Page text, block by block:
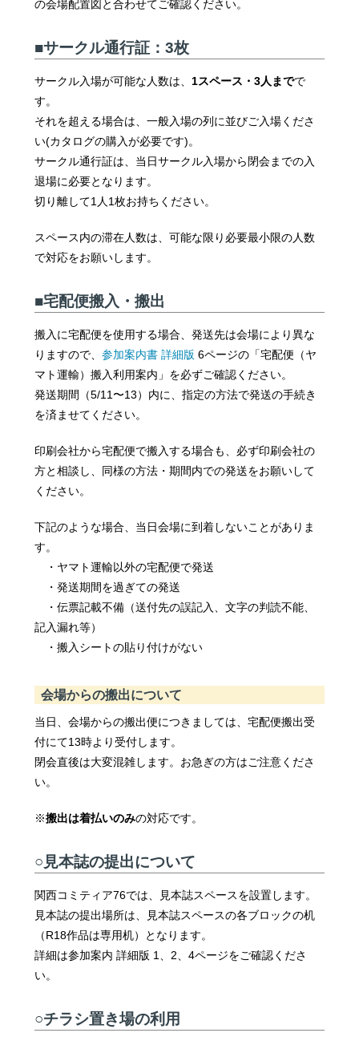
の会場配置図と合わせてご確認ください。
■サークル通行証：3枚
サークル入場が可能な人数は、 1スペース・3人までで
す。
それを超える場合は、一般入場の列に並びご入場くださ
い(カタログの購入が必要です)。
サークル通行証は、当日サークル入場から閉会までの入
退場に必要となります。
切り離して1人1枚お持ちください。
スペース内の滞在人数は、可能な限り必要最小限の人数
で対応をお願いします。
■宅配便搬入・搬出
搬入に宅配便を使用する場合、発送先は会場により異な
りますので、 参加案内書 詳細版 6ページの「宅配便（ヤ
マト運輸）搬入利用案内」を必ずご確認ください。
発送期間（5/11〜13）内に、指定の方法で発送の手続き
を済ませてください。
印刷会社から宅配便で搬入する場合も、必ず印刷会社の
方と相談し、同様の方法・期間内での発送をお願いして
ください。
下記のような場合、当日会場に到着しないことがありま
す。
・ヤマト運輸以外の宅配便で発送
・発送期間を過ぎての発送
・伝票記載不備（送付先の誤記入、文字の判読不能、
記入漏れ等）
・搬入シートの貼り付けがない
会場からの搬出について
当日、会場からの搬出便につきましては、宅配便搬出受
付にて13時より受付します。
閉会直後は大変混雑します。お急ぎの方はご注意くださ
い。
※搬出は着払いのみの対応です。
○見本誌の提出について
関西コミティア76では、見本誌スペースを設置します。
見本誌の提出場所は、見本誌スペースの各ブロックの机
（R18作品は専用机）となります。
詳細は参加案内 詳細版 1、2、4ページをご確認くださ
い。
○チラシ置き場の利用